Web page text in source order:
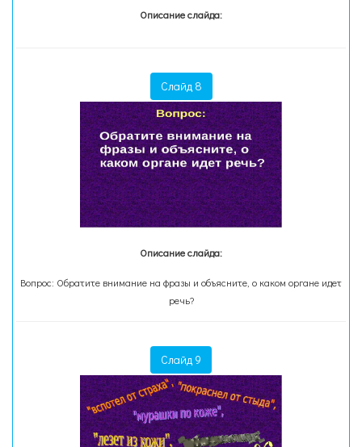
Описание слайда:
Слайд 8
Описание слайда:
Вопрос: Обратите внимание на фразы и объясните, о каком органе идет
речь?
Слайд 9